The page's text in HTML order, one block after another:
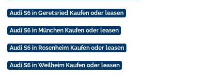
Audi S6 in Geretsried Kaufen oder leasen
Audi S6 in München Kaufen oder leasen
Audi S6 in Rosenheim Kaufen oder leasen
Audi S6 in Weilheim Kaufen oder leasen